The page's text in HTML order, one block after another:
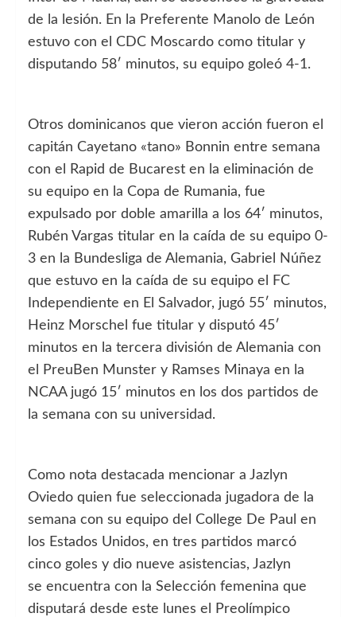
de la lesión. En la Preferente Manolo de León
estuvo con el CDC Moscardo como titular y
disputando 58′ minutos, su equipo goleó 4-1.
Otros dominicanos que vieron acción fueron el
capitán Cayetano «tano» Bonnin entre semana
con el Rapid de Bucarest en la eliminación de
su equipo en la Copa de Rumania, fue
expulsado por doble amarilla a los 64′ minutos,
Rubén Vargas titular en la caída de su equipo 0-
3 en la Bundesliga de Alemania, Gabriel Núñez
que estuvo en la caída de su equipo el FC
Independiente en El Salvador, jugó 55′ minutos,
Heinz Morschel fue titular y disputó 45′
minutos en la tercera división de Alemania con
el PreuBen Munster y Ramses Minaya en la
NCAA jugó 15′ minutos en los dos partidos de
la semana con su universidad.
Como nota destacada mencionar a Jazlyn
Oviedo quien fue seleccionada jugadora de la
semana con su equipo del College De Paul en
los Estados Unidos, en tres partidos marcó
cinco goles y dio nueve asistencias, Jazlyn
se encuentra con la Selección femenina que
disputará desde este lunes el Preolímpico